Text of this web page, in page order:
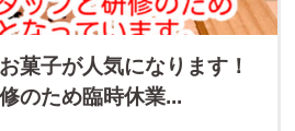
菓子が人気になります！
のため臨時休業...